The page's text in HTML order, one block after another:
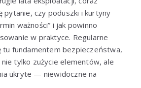
pytanie, czy poduszki i kurtyny
ważności” i jak powinno
w praktyce. Regularne
fundamentem bezpieczeństwa,
tylko zużycie elementów, ale
ukryte — niewidoczne na